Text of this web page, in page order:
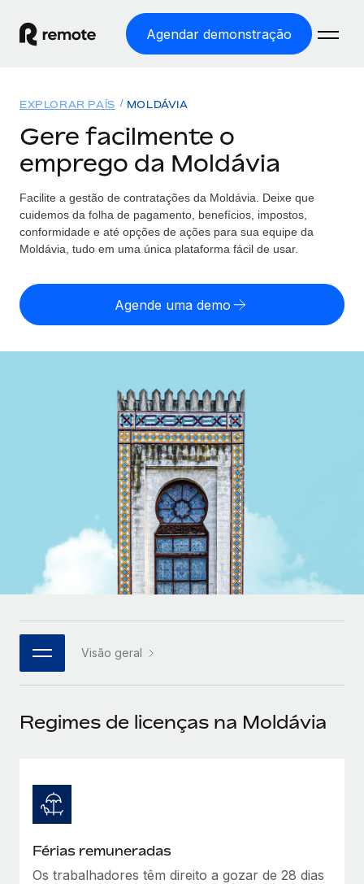
Agendar demonstração
EMPREGO GLOBAL
Processamento Salarial
Processamento salarial fácil e em conformidade
Employer of Record
entidades
Perguntar a um especialista
Obtenha apoio especializado em RH e
conformidade globais
Soluções
COBERTURA GLOBAL
Explorador de países
Encontra apoio para emprego global por país
Comparar a Remote
Veja como nos comparamos com os outros
Integre os RH globais na sua plataforma de forma
Preçário
English
Português (Portugal)
日本語
한국어
中文（简体）
Início de sessão
EXPLORAR PAÍS MOLDÁVIA
Gere facilmente o
emprego da Moldávia
Facilite a gestão de contratações da Moldávia. Deixe que
cuidemos da folha de pagamento, benefícios, impostos,
conformidade e até opções de ações para sua equipe da
Moldávia, tudo em uma única plataforma fácil de usar.
Agende uma demo
Visão geral
Regimes de licenças na Moldávia
Férias remuneradas
Os trabalhadores têm direito a gozar de 28 dias